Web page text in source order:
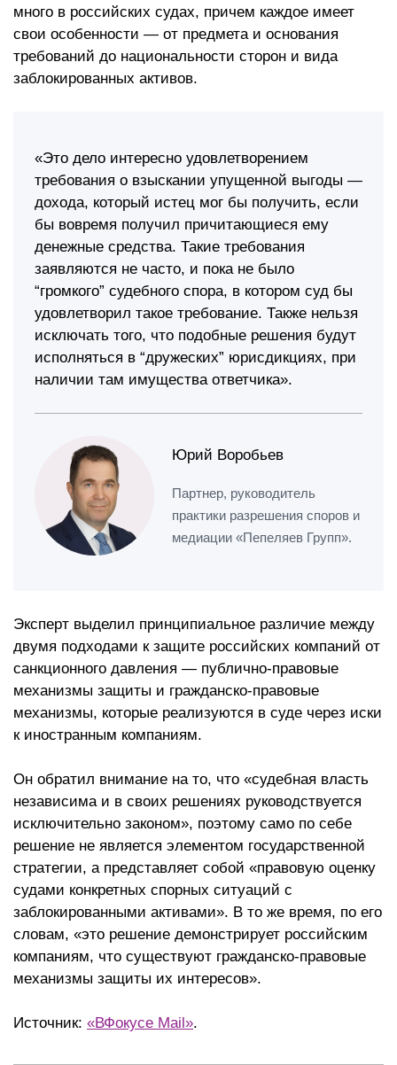
много в российских судах, причем каждое имеет
свои особенности — от предмета и основания
требований до национальности сторон и вида
заблокированных активов.
«Это дело интересно удовлетворением
требования о взыскании упущенной выгоды —
дохода, который истец мог бы получить, если
бы вовремя получил причитающиеся ему
денежные средства. Такие требования
заявляются не часто, и пока не было
“громкого” судебного спора, в котором суд бы
удовлетворил такое требование. Также нельзя
исключать того, что подобные решения будут
исполняться в “дружеских” юрисдикциях, при
наличии там имущества ответчика».
Юрий Воробьев
Партнер, руководитель
практики разрешения споров и
медиации «Пепеляев Групп».
Эксперт выделил принципиальное различие между
двумя подходами к защите российских компаний от
санкционного давления — публично-правовые
механизмы защиты и гражданско-правовые
механизмы, которые реализуются в суде через иски
к иностранным компаниям.
Он обратил внимание на то, что «судебная власть
независима и в своих решениях руководствуется
исключительно законом», поэтому само по себе
решение не является элементом государственной
стратегии, а представляет собой «правовую оценку
судами конкретных спорных ситуаций с
заблокированными активами». В то же время, по его
словам, «это решение демонстрирует российским
компаниям, что существуют гражданско-правовые
механизмы защиты их интересов».
Источник: «ВФокусе Mail».